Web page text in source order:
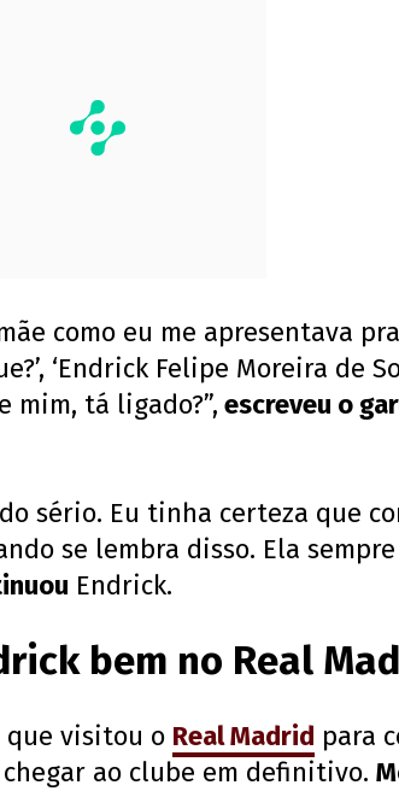
como eu me apresentava
‘Endrick Felipe Moreira de
mim, tá ligado?”, escreveu o
sério. Eu tinha certeza que
se lembra disso. Ela
Endrick.
bem no Real
que visitou o Real Madrid para
ao clube em definitivo.